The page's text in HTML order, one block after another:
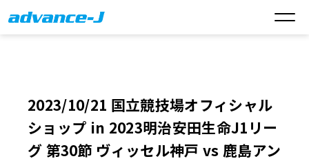
2023/10/21 国立競技場オフィシャル
ショップ in 2023明治安田生命J1リー
グ 第30節 ヴィッセル神戸 vs 鹿島アン